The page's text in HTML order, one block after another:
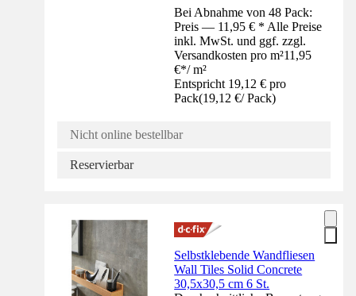
Bei Abnahme von 48 Pack:
Preis — 11,95 € * Alle Preise
inkl. MwSt. und ggf. zzgl.
Versandkosten pro m²11,95
€*/ m²
Entspricht 19,12 € pro
Pack(19,12 €/ Pack)
Nicht online bestellbar
Reservierbar
Selbstklebende Wandfliesen
Wall Tiles Solid Concrete
30,5x30,5 cm 6 St.